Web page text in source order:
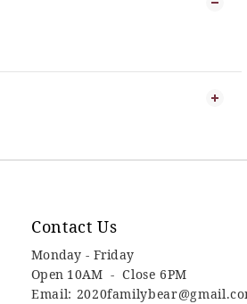
Contact Us
Monday - Friday
Open 10AM - Close 6PM
Email: